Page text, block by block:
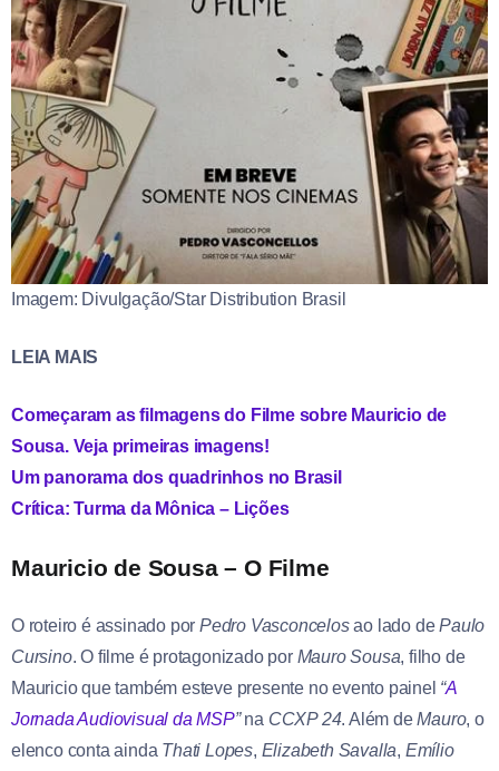
Imagem: Divulgação/Star Distribution Brasil
LEIA MAIS
Começaram as filmagens do Filme sobre Mauricio de
Sousa. Veja primeiras imagens!
Um panorama dos quadrinhos no Brasil
Crítica: Turma da Mônica – Lições
Mauricio de Sousa – O Filme
O roteiro é assinado por Pedro Vasconcelosao lado dePaulo
Cursino. O filme é protagonizado por Mauro Sousa, filho de
Mauricio que também esteve presente no evento painel “A
Jornada Audiovisual da MSP”na CCXP 24. Além deMauro, o
elenco conta ainda Thati Lopes, Elizabeth Savalla, Emílio